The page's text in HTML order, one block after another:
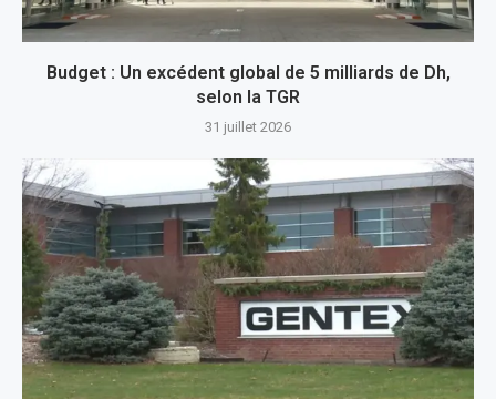
Budget : Un excédent global de 5 milliards de Dh,
selon la TGR
31 juillet 2026